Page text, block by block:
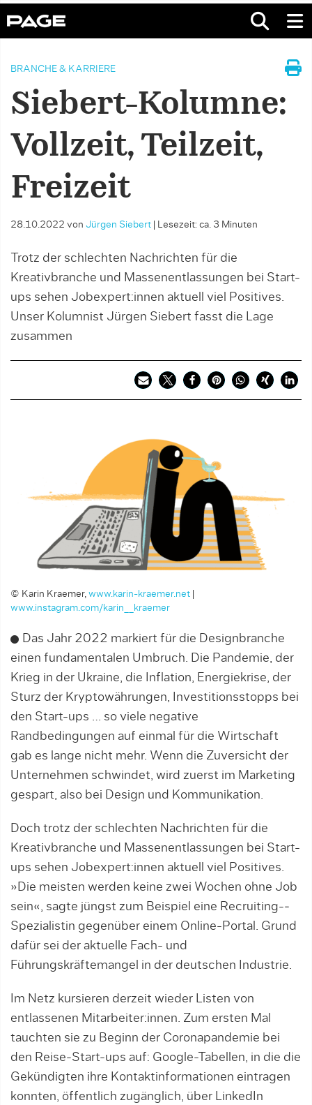
BRANCHE & KARRIERE
Siebert-Kolumne:
Vollzeit, Teilzeit,
Freizeit
28.10.2022 von Jürgen Siebert Lesezeit: ca. 3 Minuten
Trotz der schlechten Nachrichten für die
Kreativbranche und Massenentlassungen bei Start-
ups sehen Jobexpert:innen ak­tuell viel Positives.
Unser Kolumnist Jürgen Siebert fasst die Lage
zusammen
© Karin Kraemer, www.karin-kraemer.net
www.instagram.com/karin__kraemer
Das Jahr 2022 markiert für die Designbranche
einen fun­da­mentalen Umbruch. Die Pandemie, der
Krieg in der Ukraine, ­die In­­fla­tion, Energiekrise, der
Sturz der Kryptowährungen, Investi­tions­stopps bei
den Start-ups … so viele negative
Randbedingungen auf einmal für die Wirtschaft
gab es lange nicht mehr. Wenn die Zuversicht der
Unternehmen schwindet, wird zuerst im Marketing
gespart, also bei Design und Kommunikation.
Doch trotz der schlechten Nachrichten für die
Kreativbranche und Massenentlassungen bei Start-
ups sehen Jobexpert:innen ak­tuell viel Positives.
»Die meisten werden keine zwei Wochen ohne Job
sein«, sagte jüngst zum Beispiel eine Recruiting-­
Spezialistin gegenüber einem Online-Portal. Grund
dafür sei der aktuelle Fach- und
Führungskräftemangel in der deutschen Industrie.
Im Netz kursieren derzeit wieder Listen von
entlassenen Mit­arbeiter:innen. Zum ersten Mal
tauchten sie zu Beginn der Coronapandemie bei
den Reise-Start-ups auf: Google-Tabellen, in die die
Gekündigten ihre Kontaktinformationen eintragen
konn­ten, öffentlich zugänglich, über LinkedIn